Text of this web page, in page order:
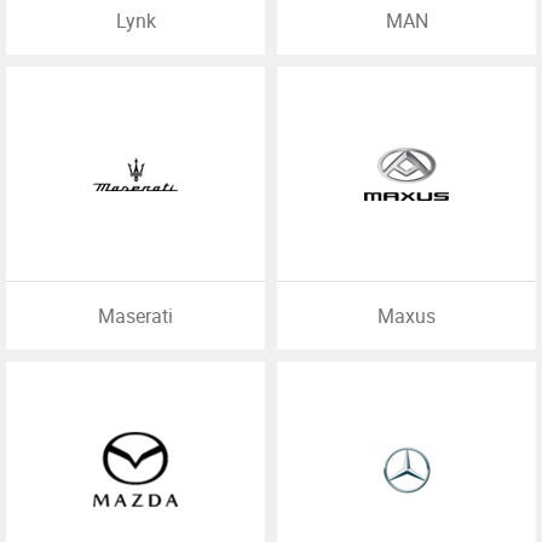
Lynk MAN
Maserati Maxus